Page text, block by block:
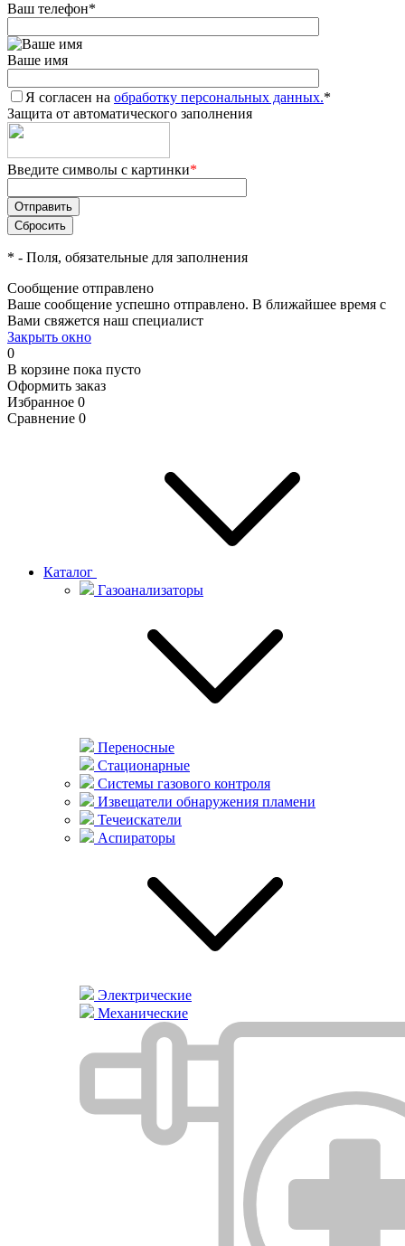
Ваш телефон*
Ваше имя
Я согласен на обработку персональных данных.*
Защита от автоматического заполнения
Введите символы с картинки*
* - Поля, обязательные для заполнения
Сообщение отправлено
Ваше сообщение успешно отправлено. В ближайшее время с
Вами свяжется наш специалист
Закрыть окно
0
В корзине пока пусто
Оформить заказ
Избранное 0
Сравнение 0
Каталог
Газоанализаторы
Переносные
Стационарные
Системы газового контроля
Извещатели обнаружения пламени
Течеискатели
Аспираторы
Электрические
Механические